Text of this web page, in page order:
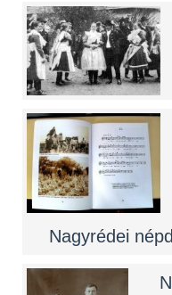
Nagyrédei